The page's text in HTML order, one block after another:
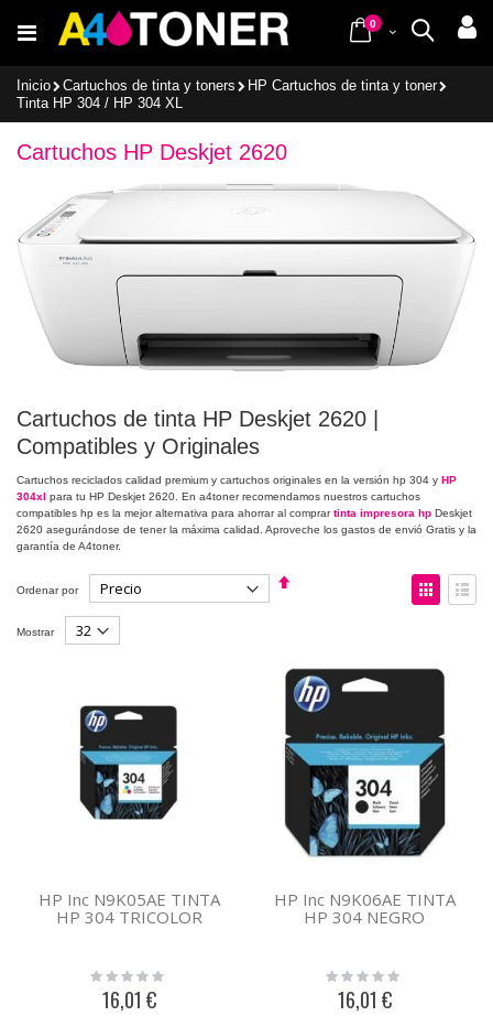
al
contenido
Buscar
Cart
0items
Inicio Cartuchos de tinta y toners
HP Cartuchos de tinta y toner
Tinta HP 304 / HP 304 XL
Cartuchos HP Deskjet 2620
Cartuchos de tinta HP Deskjet 2620 |
Compatibles y Originales
Cartuchos reciclados calidad premium y cartuchos originales en la versión hp 304 y HP
304xl para tu HP Deskjet 2620. En a4toner recomendamos nuestros cartuchos
compatibles hp es la mejor alternativa para ahorrar al comprartinta impresora hp Deskjet
2620 asegurándose de tener la máxima calidad. Aproveche los gastos de envió Gratis y la
garantía de A4toner.
Ordenar por
Fijar
Ver
como
Mostrar
HP Inc N9K05AE TINTA
HP 304 TRICOLOR
Rating:
16,01 €
HP Inc N9K06AE TINTA
HP 304 NEGRO
Rating:
16,01 €